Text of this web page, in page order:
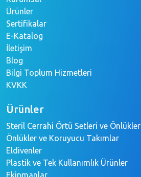
Ürünler
Sertifikalar
E-Katalog
İletişim
Blog
Bilgi Toplum Hizmetleri
KVKK
Ürünler
Steril Cerrahi Örtü Setleri ve Önlükler
Önlükler ve Koruyucu Takımlar
Eldivenler
Plastik ve Tek Kullanımlık Ürünler
Ekipmanlar